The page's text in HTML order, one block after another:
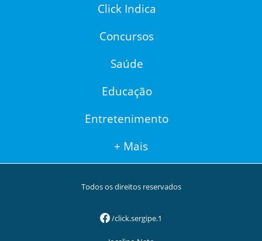
Click Indica
Concursos
Saúde
Educação
Entretenimento
+ Mais
Todos os direitos reservados
/click.sergipe.1